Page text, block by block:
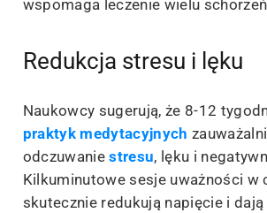
wspomaga leczenie wielu
Redukcja stresu i lęku
Naukowcy sugerują, że 8-12
praktyk medytacyjnych
odczuwaniestresu, lęku i
Kilkuminutowe sesje uważności w
skutecznie redukują napięcie i